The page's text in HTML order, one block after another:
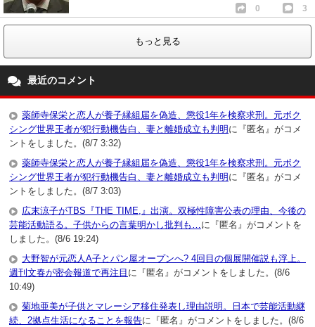
0 3
もっと見る
最近のコメント
薬師寺保栄と恋人が養子縁組届を偽造、懲役1年を検察求刑。元ボク
シング世界王者が犯行動機告白、妻と離婚成立も判明 に『匿名』がコメ
ントをしました。(8/7 3:32)
薬師寺保栄と恋人が養子縁組届を偽造、懲役1年を検察求刑。元ボク
シング世界王者が犯行動機告白、妻と離婚成立も判明 に『匿名』がコメ
ントをしました。(8/7 3:03)
広末涼子がTBS『THE TIME,』出演。双極性障害公表の理由、今後の
芸能活動語る。子供からの言葉明かし批判も…に『匿名』がコメントを
しました。(8/6 19:24)
大野智が元恋人A子とパン屋オープンへ? 4回目の個展開催説も浮上。
週刊文春が密会報道で再注目 に『匿名』がコメントをしました。(8/6
10:49)
菊地亜美が子供とマレーシア移住発表し理由説明。日本で芸能活動継
続、2拠点生活になることを報告に『匿名』がコメントをしました。(8/6